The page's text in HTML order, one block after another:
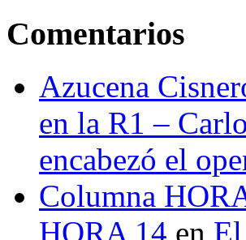
Comentarios
Azucena
en la R1 –
encabezó el
Columna
HORA 14 en